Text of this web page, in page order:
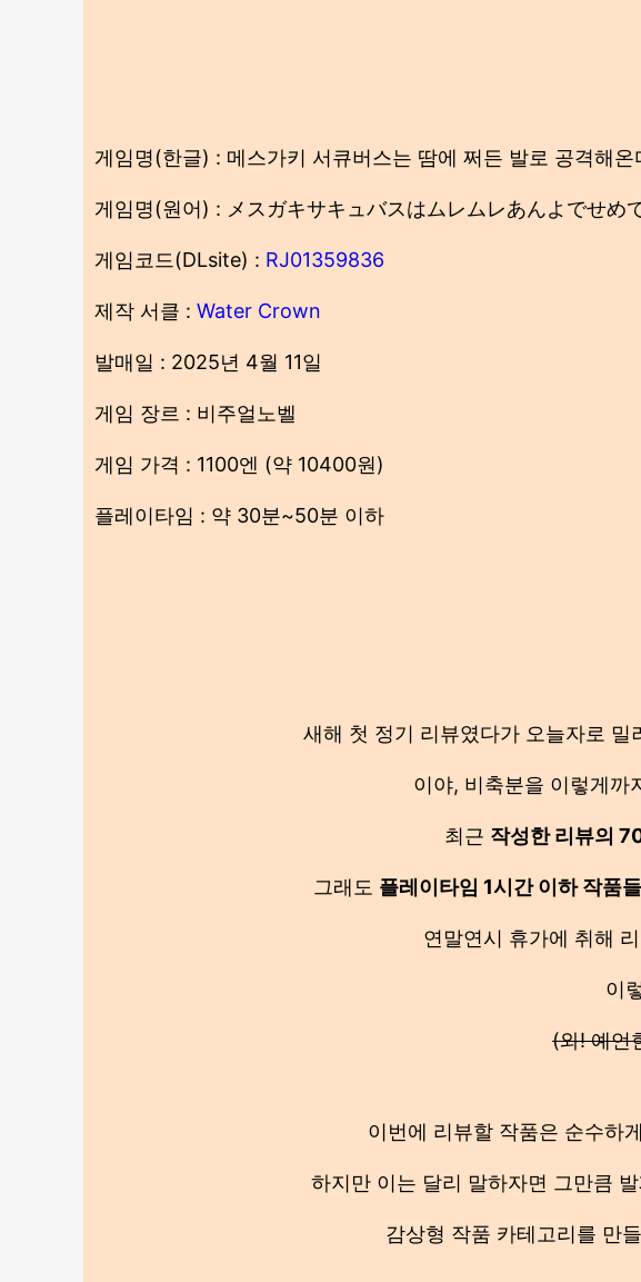
게임명(한글) : 메스가키 서큐버스는 땀에 쩌든 발로 공격해
게임명(원어) : メスガキサキュバスはムレムレあんよでせめ
게임코드(DLsite) : RJ01359836
제작 서클 :Water Crown
발매일 : 2025년 4월 11일
게임 장르 : 비주얼노벨
게임 가격 : 1100엔 (약 10400원)
플레이타임 : 약 30분~50분 이하
새해 첫 정기 리뷰였다가 오늘자로
이야, 비축분을 이렇게까
최근 작성한 리뷰의
그래도 플레이타임 1시간 이하 작품
연말연시 휴가에 취해
이
(와! 예언
이번에 리뷰할 작품은 순수하게
하지만 이는 달리 말하자면 그만큼
감상형 작품 카테고리를 만